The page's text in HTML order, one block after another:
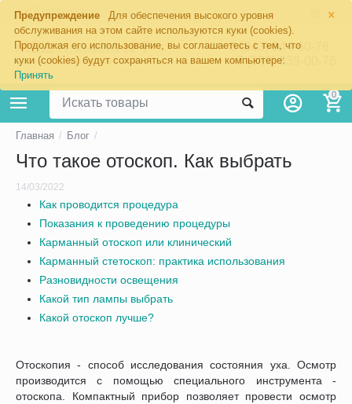
×
Предупреждение
Для обеспечения высокого уровня
обслуживания на этом сайте используются куки (cookies).
Продолжая его использование, вы соглашаетесь с тем, что
куки (cookies) будут сохраняться на вашем компьютере:
Принять
Екатеринбург
8 (343) 344-60-76
+7 (967) 639-00-76
0
Главная / Блог /
Что такое отоскоп. Как выбрать
14/03/2022
Как проводится процедура
Показания к проведению процедуры
Карманный отоскоп или клинический
Карманный стетоскоп: практика использования
Разновидности освещения
Какой тип лампы выбрать
Какой отоскоп лучше?
Отоскопия - способ исследования состояния уха. Осмотр
производится с помощью специального инструмента -
отоскопа. Компактный прибор позволяет провести осмотр